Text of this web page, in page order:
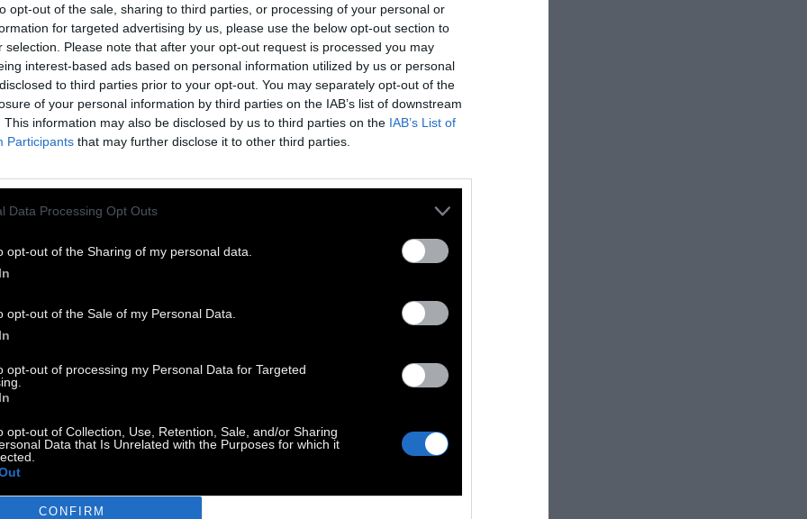
opt-out of the sale, sharing to third parties, or processing of your personal or
for targeted advertising by us, please use the below opt-out section to
selection. Please note that after your opt-out request is processed you may
interest-based ads based on personal information utilized by us or personal
to third parties prior to your opt-out. You may separately opt-out of the
of your personal information by third parties on the IAB’s list of downstream
This information may also be disclosed by us to third parties on the IAB’s List of
Participants that may further disclose it to other third parties.
Data Processing Opt Outs
opt-out of the Sharing of my personal data.
opt-out of the Sale of my Personal Data.
opt-out of processing my Personal Data for Targeted
opt-out of Collection, Use, Retention, Sale, and/or Sharing
Data that Is Unrelated with the Purposes for which it
CONFIRM
κίνημα των Κίτρινων
απαρτίζεται από
της εργασίας οι
αγωνίζονται να τα
πέρα και που πριν από
τέλος του μήνα τα
τους είναι στο
που ξεκίνησε ως διαμαρτυρία στην άνοδο των
των καυσίμων για περιβαλλοντολογικούς
έγινε αφορμή μιας γενικευμένη οργής για
οικονομικοπολιτική κατάσταση που επικρατεί
χώρα. Πολλοί Γάλλοι είναι εξοργισμένοι με το
ζωής που έχει ρίξει κατακόρυφα το